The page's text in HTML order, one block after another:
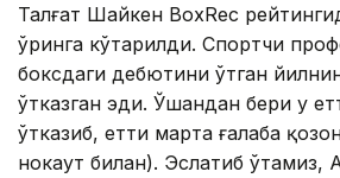
Талғат Шайкен BохRеc
ўринга кўтарилди. Спортчи
боксдаги дебютини ўтган
ўтказган эди. Ўшандан бери у
ўтказиб, етти марта ғалаба
нокаут билан). Эслатиб ўтамиз,